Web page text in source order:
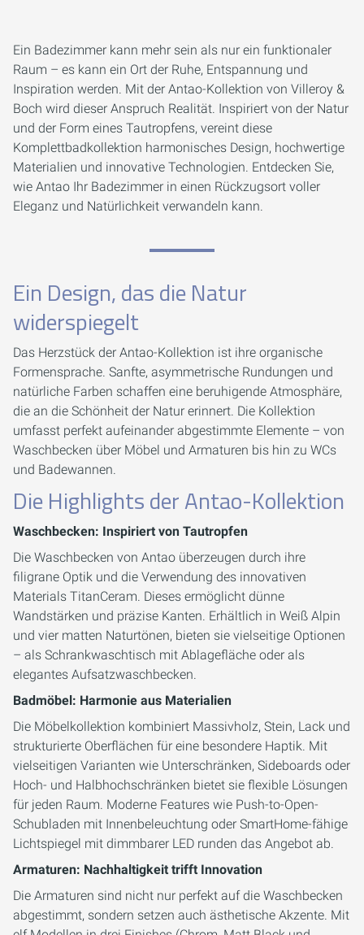
Ein Badezimmer kann mehr sein als nur ein funktionaler
Raum – es kann ein Ort der Ruhe, Entspannung und
Inspiration werden. Mit der Antao-Kollektion von Villeroy &
Boch wird dieser Anspruch Realität. Inspiriert von der Natur
und der Form eines Tautropfens, vereint diese
Komplettbadkollektion harmonisches Design, hochwertige
Materialien und innovative Technologien. Entdecken Sie,
wie Antao Ihr Badezimmer in einen Rückzugsort voller
Eleganz und Natürlichkeit verwandeln kann.
Ein Design, das die Natur
widerspiegelt
Das Herzstück der Antao-Kollektion ist ihre organische
Formensprache. Sanfte, asymmetrische Rundungen und
natürliche Farben schaffen eine beruhigende Atmosphäre,
die an die Schönheit der Natur erinnert. Die Kollektion
umfasst perfekt aufeinander abgestimmte Elemente – von
Waschbecken über Möbel und Armaturen bis hin zu WCs
und Badewannen.
Die Highlights der Antao-Kollektion
Waschbecken: Inspiriert von Tautropfen
Die Waschbecken von Antao überzeugen durch ihre
filigrane Optik und die Verwendung des innovativen
Materials TitanCeram. Dieses ermöglicht dünne
Wandstärken und präzise Kanten. Erhältlich in Weiß Alpin
und vier matten Naturtönen, bieten sie vielseitige Optionen
– als Schrankwaschtisch mit Ablagefläche oder als
elegantes Aufsatzwaschbecken.
Badmöbel: Harmonie aus Materialien
Die Möbelkollektion kombiniert Massivholz, Stein, Lack und
strukturierte Oberflächen für eine besondere Haptik. Mit
vielseitigen Varianten wie Unterschränken, Sideboards oder
Hoch- und Halbhochschränken bietet sie flexible Lösungen
für jeden Raum. Moderne Features wie Push-to-Open-
Schubladen mit Innenbeleuchtung oder SmartHome-fähige
Lichtspiegel mit dimmbarer LED runden das Angebot ab.
Armaturen: Nachhaltigkeit trifft Innovation
Die Armaturen sind nicht nur perfekt auf die Waschbecken
abgestimmt, sondern setzen auch ästhetische Akzente. Mit